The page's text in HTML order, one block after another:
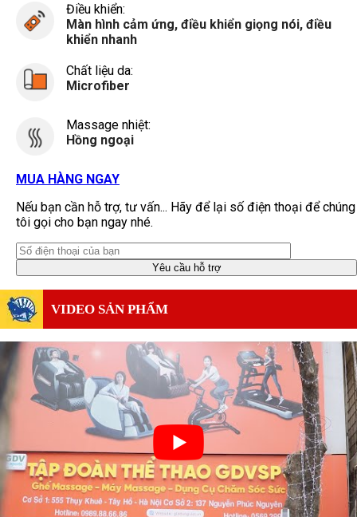
Điều khiển:
Màn hình cảm ứng, điều khiển giọng nói, điều
khiển nhanh
Chất liệu da:
Microfiber
Massage nhiệt:
Hồng ngoại
MUA HÀNG NGAY
Nếu bạn cần hỗ trợ, tư vấn... Hãy để lại số điện thoại để chúng
tôi gọi cho bạn ngay nhé.
VIDEO SẢN PHẨM